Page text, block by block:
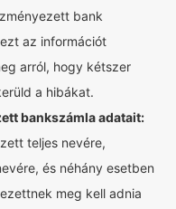
bank
az információt
arról, hogy kétszer
a hibákat.
bankszámla adatait:
teljes nevére,
és néhány esetben
meg kell adnia